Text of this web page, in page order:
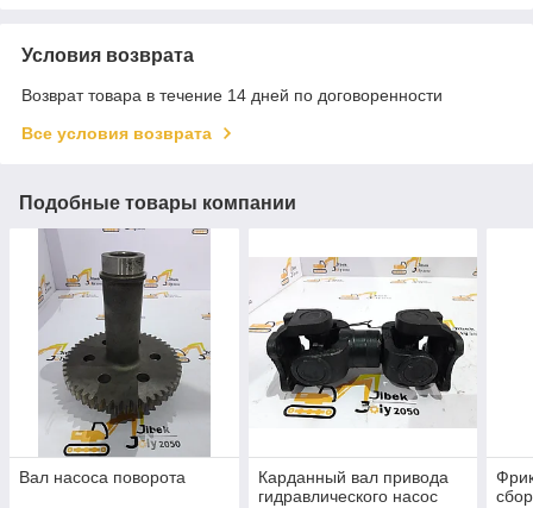
Условия возврата
Возврат товара в течение 14 дней по договоренности
Все условия возврата
Подобные товары компании
Вал насоса поворота
Карданный вал привода
гидравлического насос